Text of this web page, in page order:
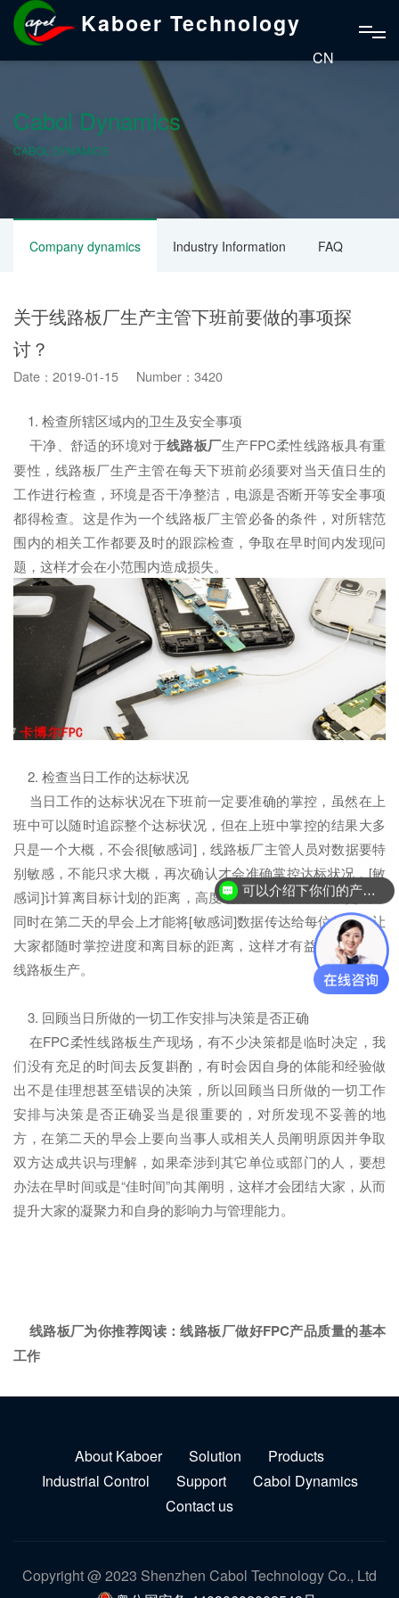
Kaboer Technology
CN
Cabol Dynamics
CABOL DYNAMICS
Company dynamics Industry Information FAQ
关于线路板厂生产主管下班前要做的事项探
讨？
Date：2019-01-15 Number：3420
1. 检查所辖区域内的卫生及安全事项
干净、舒适的环境对于线路板厂生产FPC柔性线路板具有重
要性，线路板厂生产主管在每天下班前必须要对当天值日生的
工作进行检查，环境是否干净整洁，电源是否断开等安全事项
都得检查。这是作为一个线路板厂主管必备的条件，对所辖范
围内的相关工作都要及时的跟踪检查，争取在早时间内发现问
题，这样才会在小范围内造成损失。
2. 检查当日工作的达标状况
当日工作的达标状况在下班前一定要准确的掌控，虽然在上
班中可以随时追踪整个达标状况，但在上班中掌控的结果大多
只是一个大概，不会很[敏感词]，线路板厂主管人员对数据要特
别敏感，不能只求大概，再次确认才会准确掌控达标状况，[敏
感词]计算离目标计划的距离，高度确保FPC柔性线路板交期，
同时在第二天的早会上才能将[敏感词]数据传达给每位员工，让
大家都随时掌控进度和离目标的距离，这样才有益于FPC柔性
线路板生产。
3. 回顾当日所做的一切工作安排与决策是否正确
在FPC柔性线路板生产现场，有不少决策都是临时决定，我
们没有充足的时间去反复斟酌，有时会因自身的体能和经验做
出不是佳理想甚至错误的决策，所以回顾当日所做的一切工作
安排与决策是否正确妥当是很重要的，对所发现不妥善的地
方，在第二天的早会上要向当事人或相关人员阐明原因并争取
双方达成共识与理解，如果牵涉到其它单位或部门的人，要想
办法在早时间或是“佳时间”向其阐明，这样才会团结大家，从而
提升大家的凝聚力和自身的影响力与管理能力。
线路板厂为你推荐阅读：线路板厂做好FPC产品质量的基本
工作
About Kaboer Solution
Products
Industrial Control
Support
Cabol Dynamics
Contact us
Copyright @ 2023 Shenzhen Cabol Technology Co., Ltd
可以介绍下你们的产品么？